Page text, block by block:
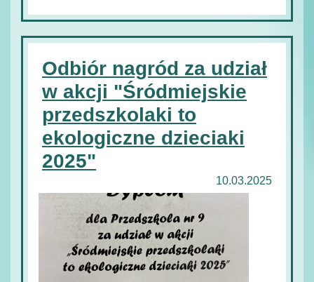
Odbiór nagród za udział
w akcji "Śródmiejskie
przedszkolaki to
ekologiczne dzieciaki
2025"
10.03.2025